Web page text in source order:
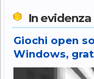
In evidenza
Giochi open
Windows,